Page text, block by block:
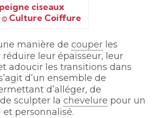
ciseaux
© Culture Coiffure
manière de couper les
leur épaisseur, leur
adoucir les transitions dans
d’un ensemble de
d’alléger, de
sculpter la chevelure pour un
personnalisé.